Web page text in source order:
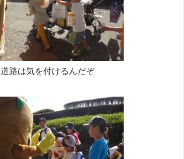
道路は気を付けるんだぞ